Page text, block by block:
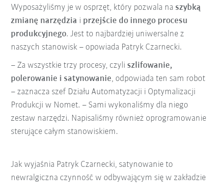
Wyposażyliśmy je w osprzęt, który pozwala naszybką
zmianę narzędzia i przejście do innego procesu
produkcyjnego. Jest to najbardziej uniwersalne z
naszych stanowisk – opowiada Patryk Czarnecki.
– Za wszystkie trzy procesy, czyliszlifowanie,
polerowanie i satynowanie, odpowiada ten sam robot
– zaznacza szef Działu Automatyzacji i Optymalizacji
Produkcji w Nomet. – Sami wykonaliśmy dla niego
zestaw narzędzi. Napisaliśmy również oprogramowanie
sterujące całym stanowiskiem.
Jak wyjaśnia Patryk Czarnecki, satynowanie to
newralgiczna czynność w odbywającym się w zakładzie